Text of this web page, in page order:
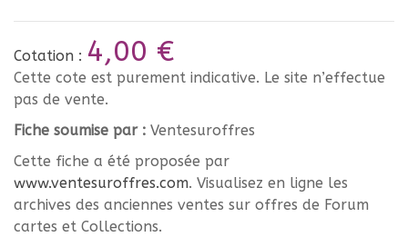
Cotation : 4,00 €
Cette cote est purement indicative. Le site n’effectue
pas de vente.
Fiche soumise par : Ventesuroffres
Cette fiche a été proposée par
www.ventesuroffres.com. Visualisez en ligne les
archives des anciennes ventes sur offres de Forum
cartes et Collections.